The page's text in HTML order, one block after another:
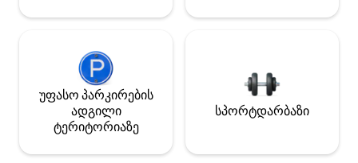
უფასო პარკირების
ადგილი
ტერიტორიაზე
სპორტდარბაზი